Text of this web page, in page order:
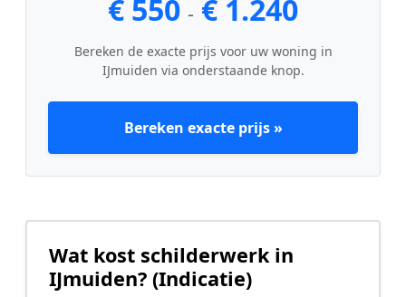
€ 550 - € 1.240
Bereken de exacte prijs voor uw woning in
IJmuiden via onderstaande knop.
Bereken exacte prijs »
Wat kost schilderwerk in
IJmuiden? (Indicatie)